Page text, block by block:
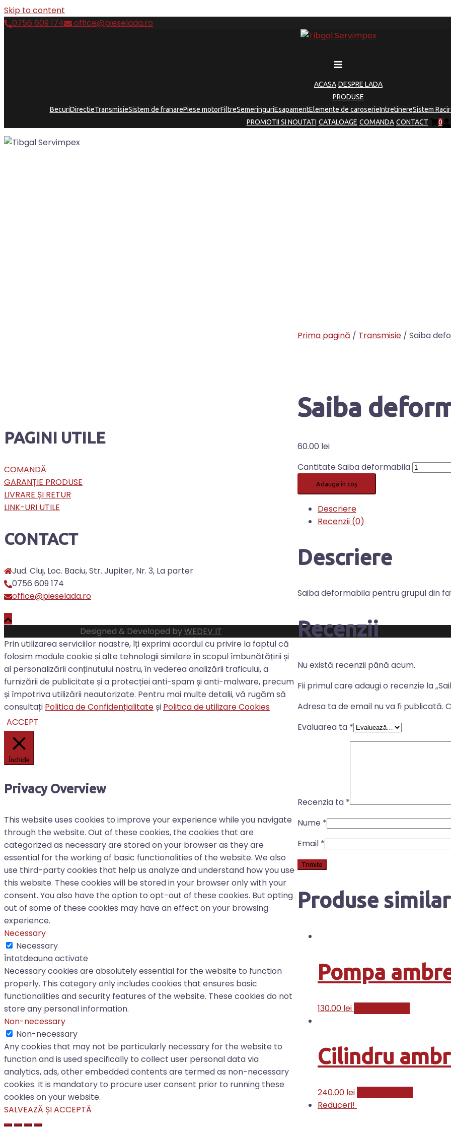
Skip to content
0756 609 174
office@pieselada.ro
ACASA DESPRE LADA
PRODUSE
BecuriDirectieTransmisieSistem de franarePiese motorFiltreSemeringuriEsapamentElemente de caroserieIntretinereSistem
PROMOTII SI NOUTATI CATALOAGE COMANDA CONTACT 0
Prima pagină / Transmisie / Saiba
Saiba
60.00 lei
Cantitate Saiba deformabila
Adaugă în coș
Descriere
Recenzii (0)
Descriere
Saiba deformabila pentru grupul din
Recenzii
Nu există recenzii până acum.
Fii primul care adaugi o recenzie la
Adresa ta de email nu va fi publicată.
Evaluarea ta *
Recenzia ta *
Nume *
Email *
Produse
Pompa
130.00 lei
Cilindru
240.00 lei
Reduceri!
PAGINI UTILE
COMANDĂ
GARANȚIE PRODUSE
LIVRARE ȘI RETUR
LINK-URI UTILE
CONTACT
Jud. Cluj, Loc. Baciu, Str. Jupiter, Nr. 3, La parter
0756 609 174
office@pieselada.ro
Designed & Developed byWEDEV IT
Prin utilizarea serviciilor noastre, îți exprimi acordul cu privire la faptul că
folosim module cookie și alte tehnologii similare în scopul îmbunătățirii și
al personalizării conținutului nostru, în vederea analizării traficului, a
furnizării de publicitate și a protecției anti-spam și anti-malware, precum
și împotriva utilizării neautorizate. Pentru mai multe detalii, vă rugăm să
consultați Politica de Confidențialitate și Politica de utilizare Cookies
ACCEPT
Închide
Privacy Overview
This website uses cookies to improve your experience while you navigate
through the website. Out of these cookies, the cookies that are
categorized as necessary are stored on your browser as they are
essential for the working of basic functionalities of the website. We also
use third-party cookies that help us analyze and understand how you use
this website. These cookies will be stored in your browser only with your
consent. You also have the option to opt-out of these cookies. But opting
out of some of these cookies may have an effect on your browsing
experience.
Necessary
Necessary
Întotdeauna activate
Necessary cookies are absolutely essential for the website to function
properly. This category only includes cookies that ensures basic
functionalities and security features of the website. These cookies do not
store any personal information.
Non-necessary
Non-necessary
Any cookies that may not be particularly necessary for the website to
function and is used specifically to collect user personal data via
analytics, ads, other embedded contents are termed as non-necessary
cookies. It is mandatory to procure user consent prior to running these
cookies on your website.
SALVEAZĂ ȘI ACCEPTĂ